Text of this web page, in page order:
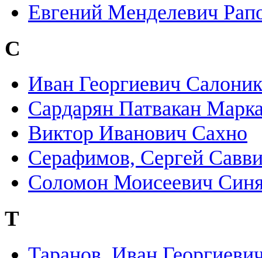
Евгений Менделевич
С
Иван Георгиевич
Сардарян Патвакан
Виктор Иванович Сахно
Серафимов, Сергей
Соломон Моисеевич
Т